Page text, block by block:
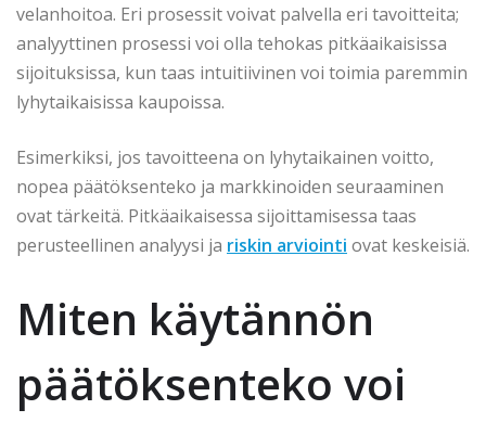
velanhoitoa. Eri prosessit voivat palvella eri tavoitteita;
analyyttinen prosessi voi olla tehokas pitkäaikaisissa
sijoituksissa, kun taas intuitiivinen voi toimia paremmin
lyhytaikaisissa kaupoissa.
Esimerkiksi, jos tavoitteena on lyhytaikainen voitto,
nopea päätöksenteko ja markkinoiden seuraaminen
ovat tärkeitä. Pitkäaikaisessa sijoittamisessa taas
perusteellinen analyysi ja riskin arviointi ovat keskeisiä.
Miten käytännön
päätöksenteko voi